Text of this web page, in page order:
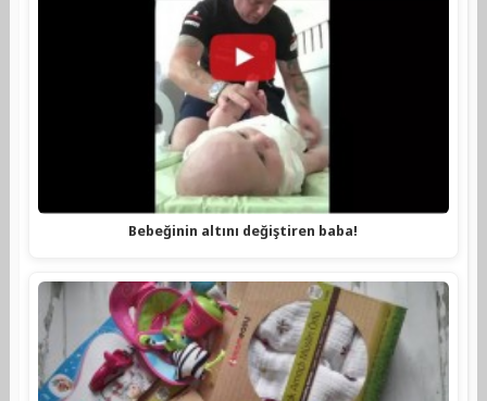
Bebeğinin altını değiştiren baba!